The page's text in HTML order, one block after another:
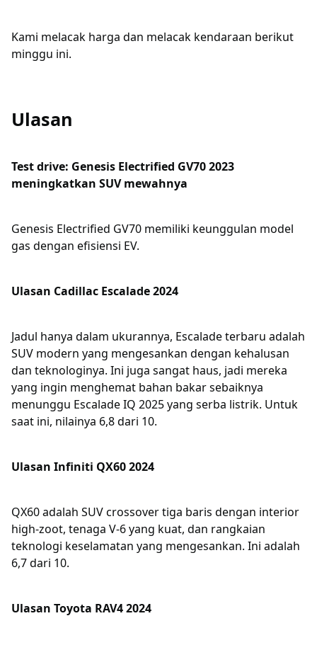
Kami melacak harga dan melacak kendaraan berikut
minggu ini.
Ulasan
Test drive: Genesis Electrified GV70 2023
meningkatkan SUV mewahnya
Genesis Electrified GV70 memiliki keunggulan model
gas dengan efisiensi EV.
Ulasan Cadillac Escalade 2024
Jadul hanya dalam ukurannya, Escalade terbaru adalah
SUV modern yang mengesankan dengan kehalusan
dan teknologinya. Ini juga sangat haus, jadi mereka
yang ingin menghemat bahan bakar sebaiknya
menunggu Escalade IQ 2025 yang serba listrik. Untuk
saat ini, nilainya 6,8 dari 10.
Ulasan Infiniti QX60 2024
QX60 adalah SUV crossover tiga baris dengan interior
high-zoot, tenaga V-6 yang kuat, dan rangkaian
teknologi keselamatan yang mengesankan. Ini adalah
6,7 dari 10.
Ulasan Toyota RAV4 2024